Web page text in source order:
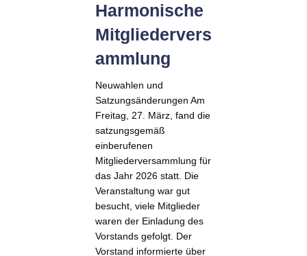
Harmonische
Mitgliedervers
ammlung
Neuwahlen und
Satzungsänderungen Am
Freitag, 27. März, fand die
satzungsgemäß
einberufenen
Mitgliederversammlung für
das Jahr 2026 statt. Die
Veranstaltung war gut
besucht, viele Mitglieder
waren der Einladung des
Vorstands gefolgt. Der
Vorstand informierte über